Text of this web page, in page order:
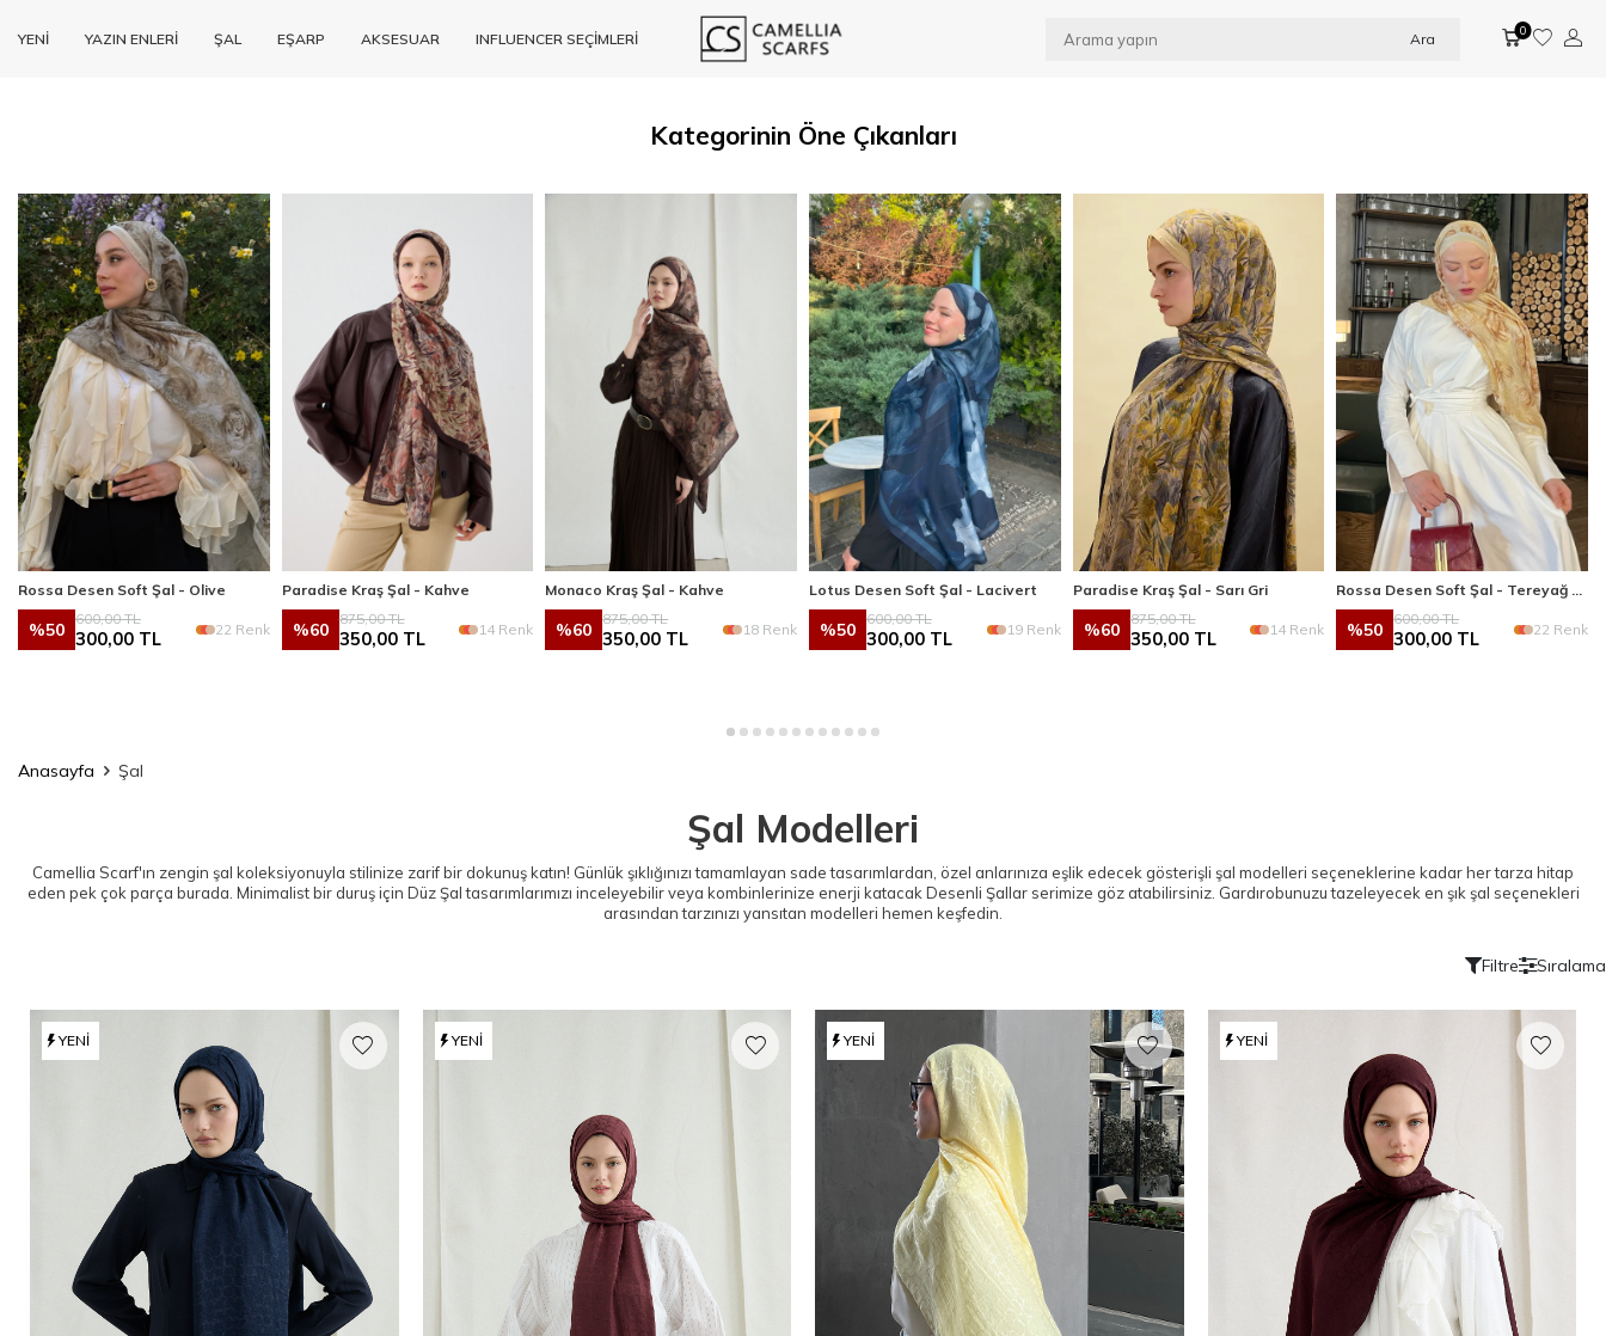
YENİ YAZIN ENLERİ ŞAL EŞARP AKSESUAR INFLUENCER SEÇİMLERİ Ara 0
Kategorinin Öne Çıkanları
Rossa Desen Soft Şal - Olive
%50
600,00TL
300,00TL 22 Renk
Paradise Kraş Şal - Kahve
%60
875,00TL
350,00TL 14 Renk
Monaco Kraş Şal - Kahve
%60
875,00TL
350,00 TL 18 Renk
Lotus Desen Soft Şal - Lacivert
%50
600,00TL
300,00TL 19 Renk
Paradise Kraş Şal - Sarı Gri
%60
875,00TL
350,00TL 14 Renk %50
600,00TL
300,00 TL 22 Renk
Anasayfa Şal
Şal Modelleri
Camellia Scarf'ın zengin şal koleksiyonuyla stilinize zarif bir dokunuş katın! Günlük şıklığınızı tamamlayan sade tasarımlardan, özel anlarınıza eşlik edecek gösterişli şal modelleri seçeneklerine kadar her tarza hitap
eden pek çok parça burada. Minimalist bir duruş için Düz Şaltasarımlarımızı inceleyebilir veya kombinlerinize enerji katacak Desenli Şallarserimize göz atabilirsiniz. Gardırobunuzu tazeleyecek en şık şal seçenekleri
arasından tarzınızı yansıtan modelleri hemen keşfedin.
Filtre Sıralama
YENI YENI YENI YENI